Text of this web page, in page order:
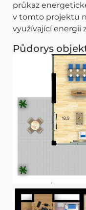
průkaz
v tomto projektu
využívající energii
Půdorys